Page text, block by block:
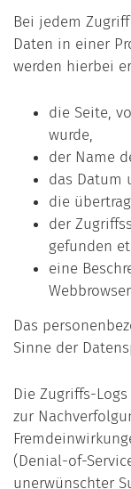
Bei jedem
Daten in einer
werden hierbei
die Seite,
wurde,
der Name
das Datum
die
der
gefunden
eine
Das
Sinne der
Die Zugriffs-
zur
(Denial-of-
unerwünschter